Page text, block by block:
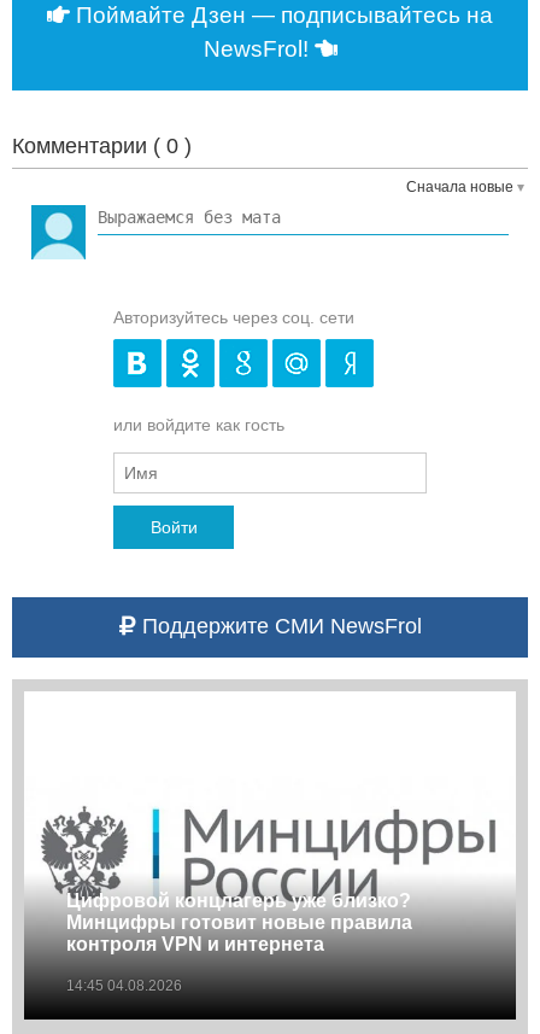
Поймайте Дзен — подписывайтесь на
NewsFrol!
Комментарии ( 0 )
Сначала новые
Авторизуйтесь через соц. сети
или войдите как гость
Войти
Поддержите СМИ NewsFrol
Цифровой концлагерь уже близко?
Минцифры готовит новые правила
контроля VPN и интернета
14:45 04.08.2026